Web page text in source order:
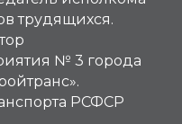
трудящихся.
№ 3 города
РСФСР